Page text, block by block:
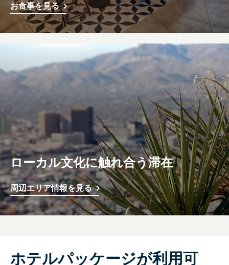
お食事を見る
ローカル文化に触れ合う滞在
周辺エリア情報を見る
ホテルパッケージが利用可